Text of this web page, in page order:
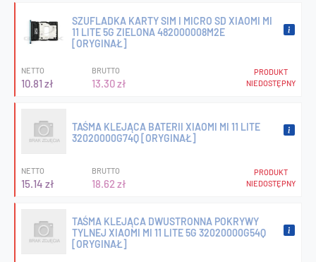
SZUFLADKA KARTY SIM I MICRO SD XIAOMI MI
11 LITE 5G ZIELONA 482000008M2E
[ORYGINAŁ]
NETTO
10.81 zł
BRUTTO
13.30 zł
PRODUKT
NIEDOSTĘPNY
TAŚMA KLEJĄCA BATERII XIAOMI MI 11 LITE
32020000G74Q [ORYGINAŁ]
NETTO
15.14 zł
BRUTTO
18.62 zł
PRODUKT
NIEDOSTĘPNY
TAŚMA KLEJĄCA DWUSTRONNA POKRYWY
TYLNEJ XIAOMI MI 11 LITE 5G 32020000G54Q
[ORYGINAŁ]